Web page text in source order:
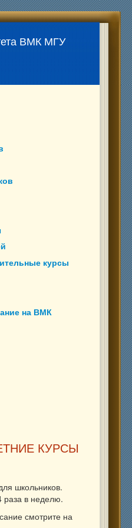
ВМК МГУ
курсы
на ВМК
КУРСЫ
школьников.
раза в неделю.
смотрите на